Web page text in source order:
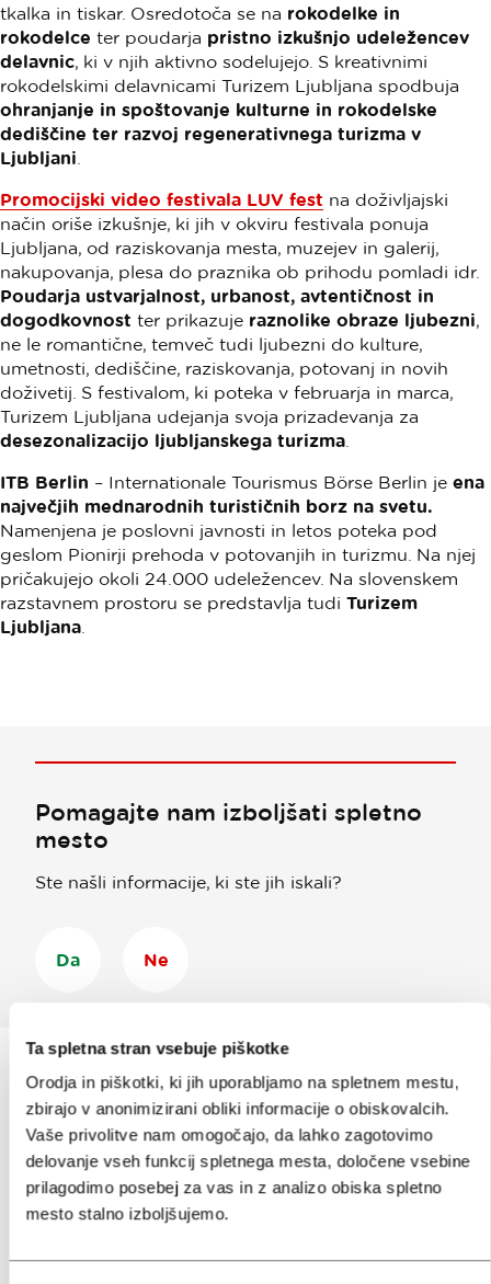
Ta spletna stran vsebuje piškotke
Orodja in piškotki, ki jih uporabljamo na spletnem mestu,
zbirajo v anonimizirani obliki informacije o obiskovalcih.
Vaše privolitve nam omogočajo, da lahko zagotovimo
delovanje vseh funkcij spletnega mesta, določene vsebine
prilagodimo posebej za vas in z analizo obiska spletno
mesto stalno izboljšujemo.
tkalka in tiskar. Osredotoča se na rokodelke in
rokodelce ter poudarja pristno izkušnjo udeležencev
delavnic, ki v njih aktivno sodelujejo. S kreativnimi
rokodelskimi delavnicami Turizem Ljubljana spodbuja
ohranjanje in spoštovanje kulturne in rokodelske
dediščine ter razvoj regenerativnega turizma v
Ljubljani
Promocijski video festivala LUV fest na doživljajski
način oriše izkušnje, ki jih v okviru festivala ponuja
Ljubljana, od raziskovanja mesta, muzejev in galerij,
nakupovanja, plesa do praznika ob prihodu pomladi idr.
Poudarja ustvarjalnost, urbanost, avtentičnost in
dogodkovnost ter prikazuje raznolike obraze ljubezni,
ne le romantične, temveč tudi ljubezni do kulture,
umetnosti, dediščine, raziskovanja, potovanj in novih
doživetij. S festivalom, ki poteka v februarja in marca,
Turizem Ljubljana udejanja svoja prizadevanja za
desezonalizacijo ljubljanskega turizma
ITB Berlin – Internationale Tourismus Börse Berlin je ena
največjih mednarodnih turističnih borz na svetu.
Namenjena je poslovni javnosti in letos poteka pod
geslom Pionirji prehoda v potovanjih in turizmu. Na njej
pričakujejo okoli 24.000 udeležencev. Na slovenskem
razstavnem prostoru se predstavlja tudi Turizem
Ljubljana
Pomagajte nam izboljšati spletno
mesto
Ste našli informacije, ki ste jih iskali?
Da Ne
Prijavi se nae-novice
Ali nam sledi na: